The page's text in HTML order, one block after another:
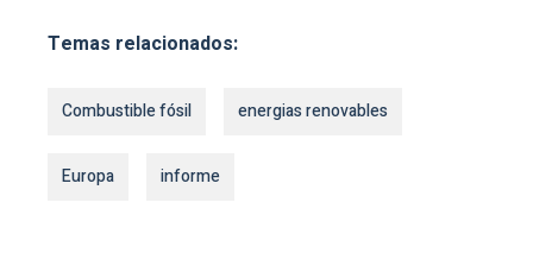
Temas relacionados:
Combustible fósil energias renovables
Europa informe